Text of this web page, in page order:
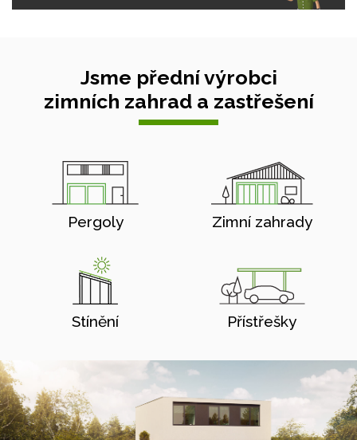
Jsme přední výrobci
zimních zahrad a zastřešení
Pergoly Zimní zahrady
Stínění Přístřešky